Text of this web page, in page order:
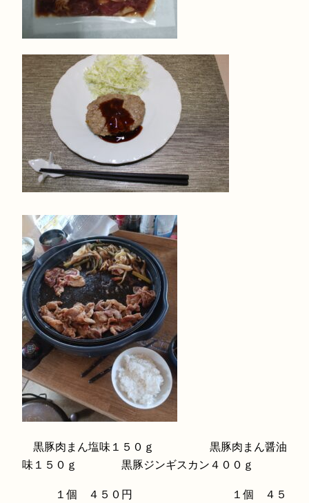
黒豚肉まん塩味１５０ｇ 黒豚肉まん醤油
味１５０ｇ 黒豚ジンギスカン４００ｇ
１個 ４５０円 １個 ４５